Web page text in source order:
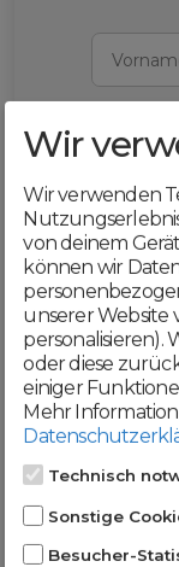
E-Mail
Mit
dass
Wir
Wir verwenden
von deinem
können wir
unserer Website
personalisieren).
oder diese
einiger
Mehr
Technisch
Sonstige
Besucher-